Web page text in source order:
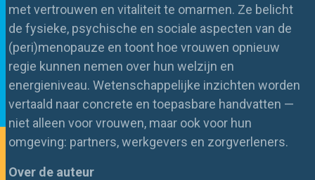
met vertrouwen en vitaliteit te omarmen. Ze belicht
de fysieke, psychische en sociale aspecten van de
(peri)menopauze en toont hoe vrouwen opnieuw
regie kunnen nemen over hun welzijn en
energieniveau. Wetenschappelijke inzichten worden
vertaald naar concrete en toepasbare handvatten —
niet alleen voor vrouwen, maar ook voor hun
omgeving: partners, werkgevers en zorgverleners.
Over de auteur